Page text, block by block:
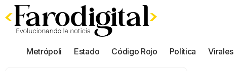
Metrópoli Estado Código Rojo Política Virales